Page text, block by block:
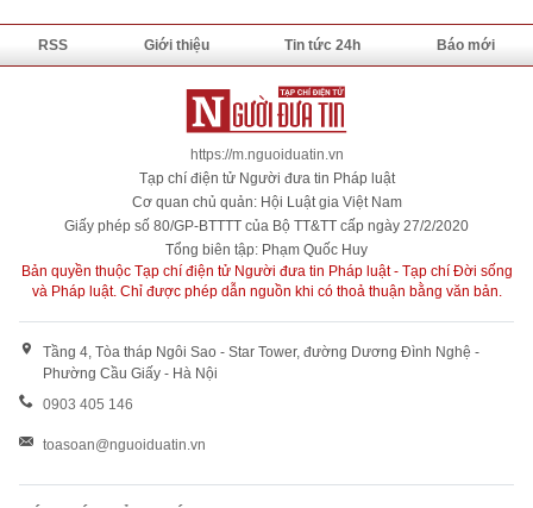
RSS Giới thiệu Tin tức 24h Báo mới
https://m.nguoiduatin.vn
Tạp chí điện tử Người đưa tin Pháp luật
Cơ quan chủ quản: Hội Luật gia Việt Nam
Giấy phép số 80/GP-BTTTT của Bộ TT&TT cấp ngày 27/2/2020
Tổng biên tập: Phạm Quốc Huy
Bản quyền thuộc Tạp chí điện tử Người đưa tin Pháp luật - Tạp chí Đời sống
và Pháp luật. Chỉ được phép dẫn nguồn khi có thoả thuận bằng văn bản.
Tầng 4, Tòa tháp Ngôi Sao - Star Tower, đường Dương Đình Nghệ -
Phường Cầu Giấy - Hà Nội
0903 405 146
toasoan@nguoiduatin.vn